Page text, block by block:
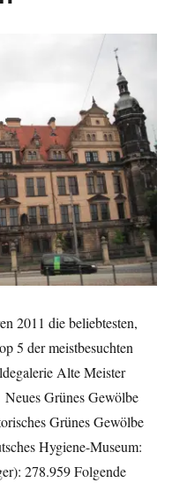
2011 die beliebtesten,
5 der meistbesuchten
Alte Meister
Grünes Gewölbe
Grünes Gewölbe
Hygiene-Museum:
278.959 Folgende